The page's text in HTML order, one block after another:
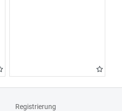
Registrierung